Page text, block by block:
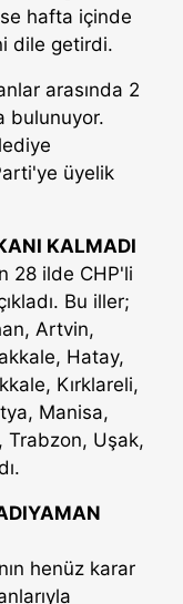
hafta içinde
dile getirdi.
arasında 2
bulunuyor.
üyelik
KALMADI
28 ilde CHP'li
Bu iller;
Artvin,
Hatay,
Kırklareli,
Manisa,
Trabzon, Uşak,
henüz karar